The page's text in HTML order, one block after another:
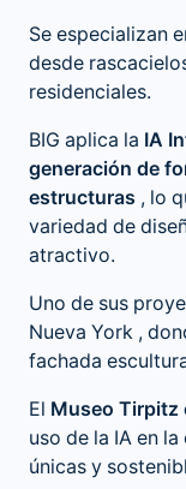
Se especializan
desde
residenciales.
BIG aplica la IA
generación de
estructuras , lo
variedad de
atractivo.
Uno de sus
Nueva York ,
fachada
El Museo Tirpitz
uso de la IA en
únicas y